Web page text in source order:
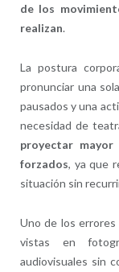
de los
realizan.
La postura
pronunciar una
pausados y una
necesidad de
proyectar
forzados, ya que
situación sin
Uno de los
vistas en
audiovisuales sin